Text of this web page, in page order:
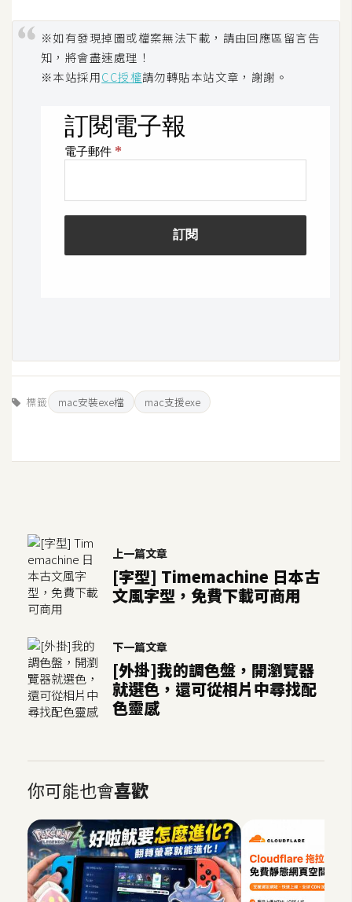
後
端
服
器
設
定
源
圖
示
免
版
型
C
開
箱
※如有發現掉圖或檔案無法下載，請由回應區留言告
知，將會盡速處理！
※本站採用CC授權請勿轉貼本站文章，謝謝。
標籤 mac安裝exe檔 mac支援exe
上一篇文章
[字型] Timemachine 日本古
文風字型，免費下載可商用
下一篇文章
[外掛]我的調色盤，開瀏覽器
就選色，還可從相片中尋找配
色靈感
你可能也會喜歡